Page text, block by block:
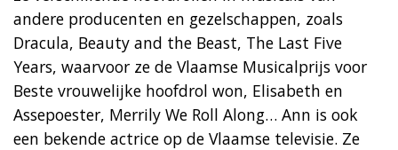
andere producenten en gezelschappen, zoals
Dracula, Beauty and the Beast, The Last Five
Years, waarvoor ze de Vlaamse Musicalprijs voor
Beste vrouwelijke hoofdrol won, Elisabeth en
Assepoester, Merrily We Roll Along… Ann is ook
een bekende actrice op de Vlaamse televisie. Ze